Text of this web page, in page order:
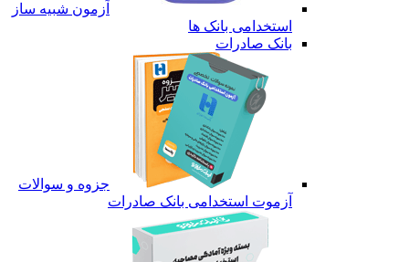
آزمون شبیه ساز
استخدامی بانک ها
بانک صادرات
جزوه و سوالات
آزموت استخدامی بانک صادرات